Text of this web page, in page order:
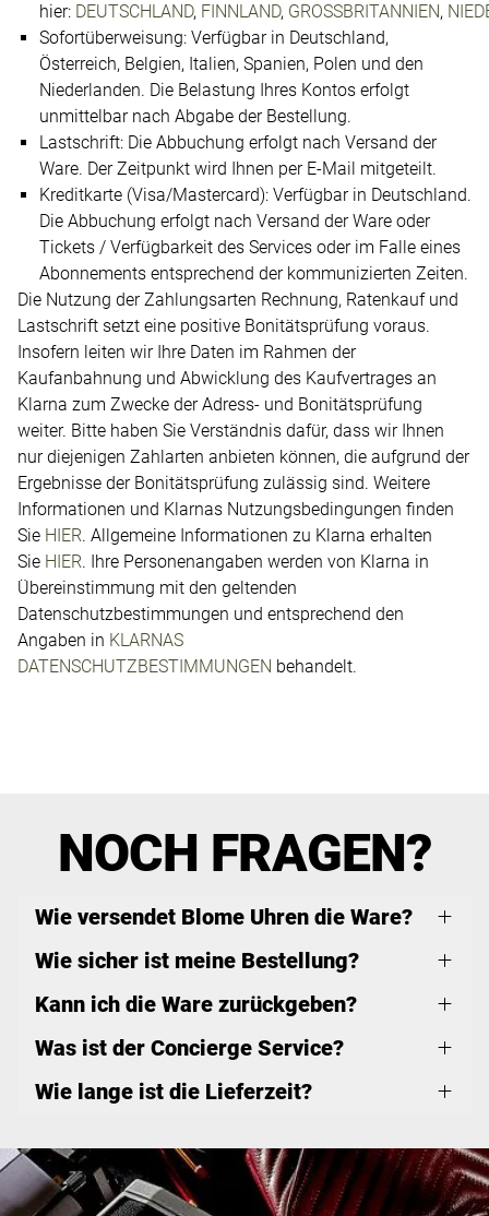
hier: DEUTSCHLAND, FINNLAND, GROSSBRITANNIEN ,
Sofortüberweisung: Verfügbar in Deutschland,
Österreich, Belgien, Italien, Spanien, Polen und den
Niederlanden. Die Belastung Ihres Kontos erfolgt
unmittelbar nach Abgabe der Bestellung.
Lastschrift: Die Abbuchung erfolgt nach Versand der
Ware. Der Zeitpunkt wird Ihnen per E-Mail mitgeteilt.
Kreditkarte (Visa/Mastercard): Verfügbar in Deutschland.
Die Abbuchung erfolgt nach Versand der Ware oder
Tickets / Verfügbarkeit des Services oder im Falle eines
Abonnements entsprechend der kommunizierten Zeiten.
Die Nutzung der Zahlungsarten Rechnung, Ratenkauf und
Lastschrift setzt eine positive Bonitätsprüfung voraus.
Insofern leiten wir Ihre Daten im Rahmen der
Kaufanbahnung und Abwicklung des Kaufvertrages an
Klarna zum Zwecke der Adress- und Bonitätsprüfung
weiter. Bitte haben Sie Verständnis dafür, dass wir Ihnen
nur diejenigen Zahlarten anbieten können, die aufgrund der
Ergebnisse der Bonitätsprüfung zulässig sind. Weitere
Informationen und Klarnas Nutzungsbedingungen finden
Sie HIER. Allgemeine Informationen zu Klarna erhalten
Sie HIER. Ihre Personenangaben werden von Klarna in
Übereinstimmung mit den geltenden
Datenschutzbestimmungen und entsprechend den
Angaben in KLARNAS
DATENSCHUTZBESTIMMUNGEN behandelt.
NOCH FRAGEN?
Wie versendet Blome Uhren die Ware?
Wie sicher ist meine Bestellung?
Kann ich die Ware zurückgeben?
Was ist der Concierge Service?
Wie lange ist die Lieferzeit?